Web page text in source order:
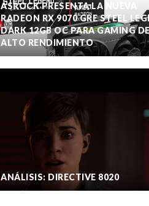
ASROCK PRESENTA LA NUEVA
RADEON RX 9070 GRE STEEL
DARK 12GB OC PARA GAMING
ALTO RENDIMIENTO
ANÁLISIS: DIRECTIVE 8020